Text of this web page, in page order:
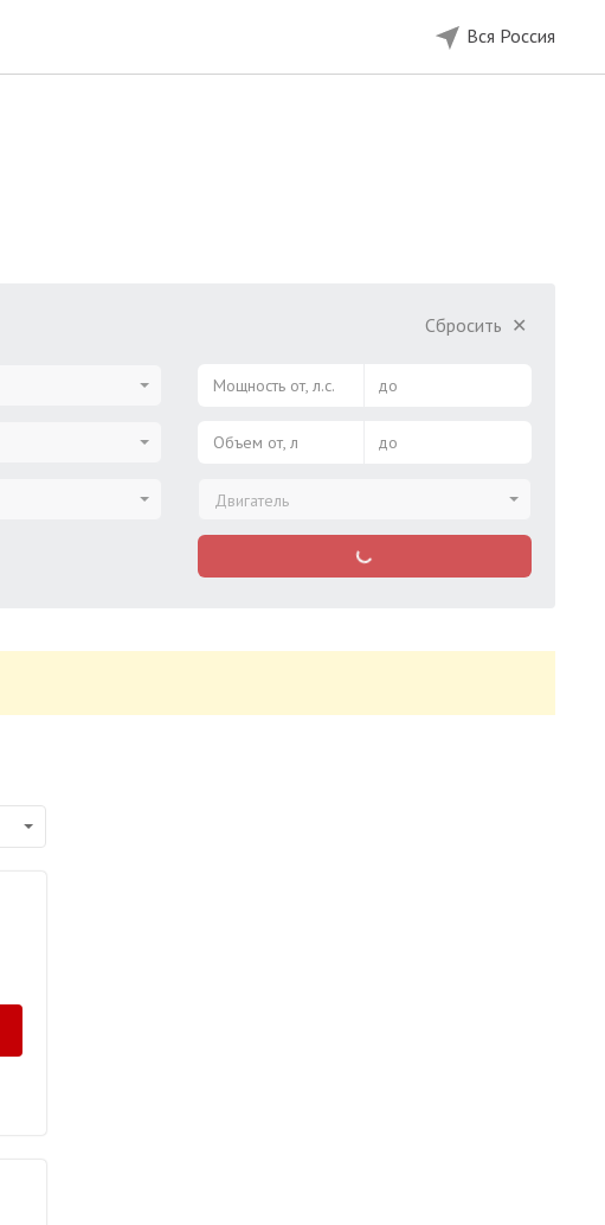
Вся Россия
Сбросить ✕
Мощность от, л.с. до
Объем от, л до
Двигатель